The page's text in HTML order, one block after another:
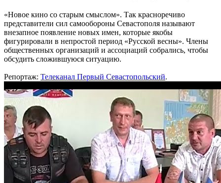
«Новое кино со старым смыслом». Так красноречиво
представители сил самообороны Севастополя называют
внезапное появление новых имен, которые якобы
фигурировали в непростой период «Русской весны». Члены
общественных организаций и ассоциаций собрались, чтобы
обсудить сложившуюся ситуацию.
Репортаж: Телеканал Первый Севастопольский.